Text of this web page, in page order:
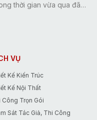
thời gian vừa qua đã
5 giúp các Bạn tiết
VỤ
Kế Kiến Trúc
Kế Nội Thất
Công Trọn Gói
Sát Tác Giả, Thi Công